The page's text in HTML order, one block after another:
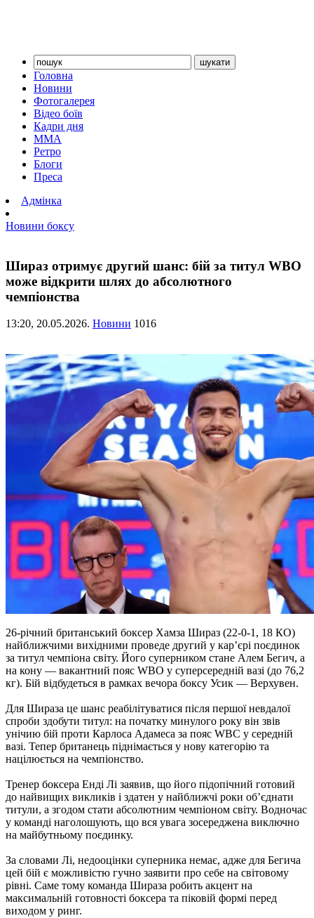
Головна
Новини
Фотогалерея
Відео боїв
Кадри дня
ММА
Ретро
Блоги
Преса
Адмінка
Новини боксу
Шираз отримує другий шанс: бій за титул WBO
може відкрити шлях до абсолютного
чемпіонства
13:20, 20.05.2026. Новини 1016
26-річний британський боксер Хамза Шираз (22-0-1, 18 КО)
найближчими вихідними проведе другий у кар’єрі поєдинок
за титул чемпіона світу. Його суперником стане Алем Бегич, а
на кону — вакантний пояс WBO у суперсередній вазі (до 76,2
кг). Бій відбудеться в рамках вечора боксу Усик — Верхувен.
Для Шираза це шанс реабілітуватися після першої невдалої
спроби здобути титул: на початку минулого року він звів
унічию бій проти Карлоса Адамеса за пояс WBC у середній
вазі. Тепер британець піднімається у нову категорію та
націлюється на чемпіонство.
Тренер боксера Енді Лі заявив, що його підопічний готовий
до найвищих викликів і здатен у найближчі роки об’єднати
титули, а згодом стати абсолютним чемпіоном світу. Водночас
у команді наголошують, що вся увага зосереджена виключно
на майбутньому поєдинку.
За словами Лі, недооцінки суперника немає, адже для Бегича
цей бій є можливістю гучно заявити про себе на світовому
рівні. Саме тому команда Шираза робить акцент на
максимальній готовності боксера та піковій формі перед
виходом у ринг.